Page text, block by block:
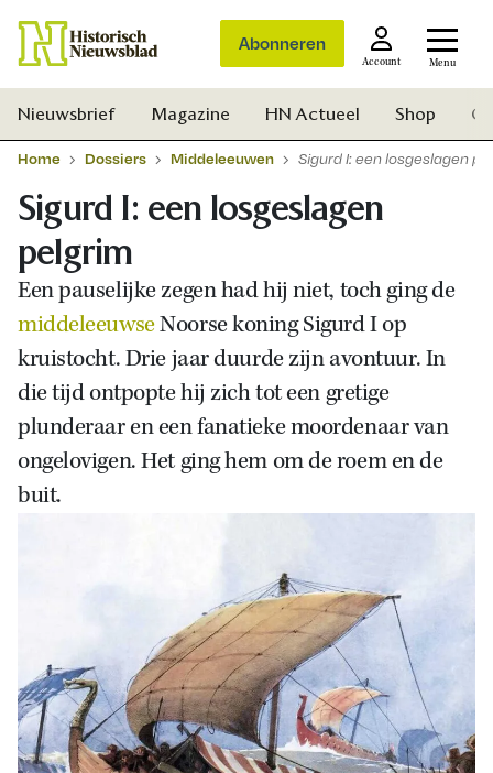
Abonneren
Account Menu
Zoek
Nieuwsbrief Magazine HN Actueel Shop
Home Dossiers Middeleeuwen Sigurd I: een losgeslagen
Sigurd I: een losgeslagen
pelgrim
Een pauselijke zegen had hij niet, toch ging de
middeleeuwseNoorse koning Sigurd I op
kruistocht. Drie jaar duurde zijn avontuur. In
die tijd ontpopte hij zich tot een gretige
plunderaar en een fanatieke moordenaar van
ongelovigen. Het ging hem om de roem en de
buit.